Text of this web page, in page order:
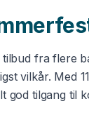
fra flere
vilkår. Med
god tilgang til